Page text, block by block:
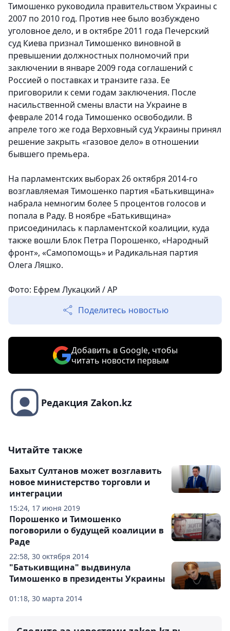
Тимошенко руководила правительством Украины с
2007 по 2010 год. Против нее было возбуждено
уголовное дело, и в октябре 2011 года Печерский
суд Киева признал Тимошенко виновной в
превышении должностных полномочий при
заключении в январе 2009 года соглашений с
Россией о поставках и транзите газа. Ее
приговорили к семи годам заключения. После
насильственной смены власти на Украине в
феврале 2014 года Тимошенко освободили. В
апреле того же года Верховный суд Украины принял
решение закрыть «газовое дело» в отношении
бывшего премьера.
На парламентских выборах 26 октября 2014-го
возглавляемая Тимошенко партия «Батькивщина»
набрала немногим более 5 процентов голосов и
попала в Раду. В ноябре «Батькивщина»
присоединилась к парламентской коалиции, куда
также вошли Блок Петра Порошенко, «Народный
фронт», «Самопомощь» и Радикальная партия
Олега Ляшко.
Фото: Ефрем Лукацкий / АР
Поделитесь новостью
Добавить в Google, чтобы
читать новости первым
Редакция Zakon.kz
Читайте также
15:24, 17 июня 2019
Бахыт Султанов может возглавить
новое министерство торговли и
интеграции
22:58, 30 октября 2014
Порошенко и Тимошенко
поговорили о будущей коалиции в
Раде
01:18, 30 марта 2014
"Батькивщина" выдвинула
Тимошенко в президенты Украины